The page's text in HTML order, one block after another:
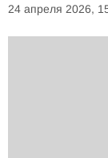
24 апреля 2026,